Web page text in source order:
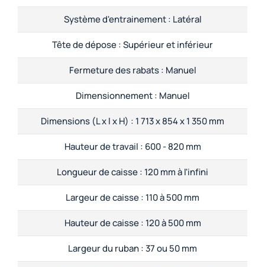
Système d'entrainement : Latéral
Tête de dépose :Supérieur et inférieur
Fermeture des rabats : Manuel
Dimensionnement : Manuel
Dimensions (L x l x H) : 1 713 x 854 x 1 350 mm
Hauteur de travail : 600 - 820 mm
Longueur de caisse : 120 mm à l'infini
Largeur de caisse : 110 à 500 mm
Hauteur de caisse : 120 à 500 mm
Largeur du ruban :37 ou 50 mm